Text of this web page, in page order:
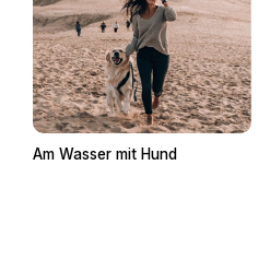
Am Wasser mit Hund